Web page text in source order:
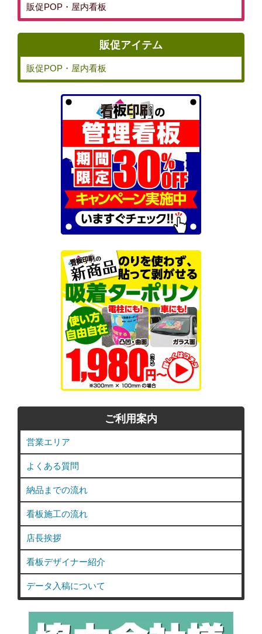
販促POP・屋内看板
販促アイテム
販促POP・屋内看板
ご利用案内
営業エリア
よくある質問
納品までの流れ
看板施工の流れ
店長挨拶
看板デザイナー紹介
データ入稿について